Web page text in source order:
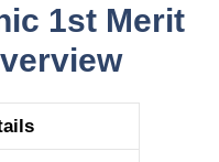
1st Merit